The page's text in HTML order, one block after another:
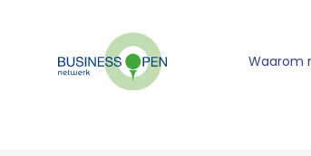
Waarom